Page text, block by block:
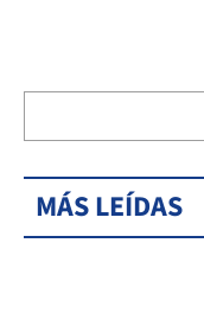
MÁS LEÍDAS